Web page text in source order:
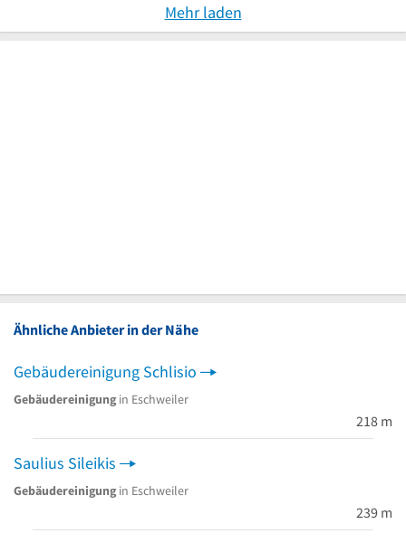
Mehr laden
Ähnliche Anbieter in der Nähe
Gebäudereinigung Schlisio
Gebäudereinigung in Eschweiler
218 m
Saulius Sileikis
Gebäudereinigung in Eschweiler
239 m